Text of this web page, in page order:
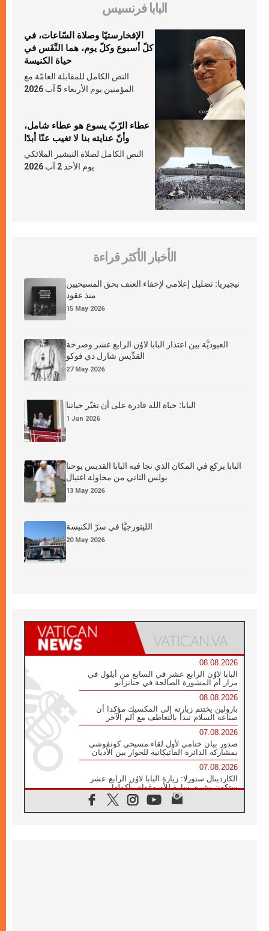
البابا فرنسيس
الإفخارستيّا وصلاة السّاعات، في
كلّ أسبوع وكلّ يوم، هما النَّفَس في
حياة الكنيسة
النص الكامل للمقابلة العامّة مع
المؤمنين يوم الأربعاء 5 آب 2026
عطاء الرّبّ يسوع هو عطاء شامل،
وأنّ عنايته بنا لا تغيب عنّا أبدًا
النص الكامل لصلاة التبشير الملائكي
يوم الأحد 2 آب 2026
الأخبار الأكثر قراءة
نيجيريا: تضليل إعلامي لإخفاء العنف بحق المسيحيين
منذ عقود
15 May 2026
العبوديَّة بين اعتذار البابا لاوُن الرابع عشر وصرخة
القدِّيس شارل دي فوكو
27 May 2026
البابا: حياة الله قادرة على أن تغيّر حياتنا
1 Jun 2026
البابا يركع في المكان الذي نجا فيه البابا القديس يوحنا
بولس الثاني من محاولة اغتيال
13 May 2026
الليتورجيَّا في سرّ الكنيسة
20 May 2026
08.08.2026
البابا لاوُن الرابع عشر في السابع من أيلول في
مزار أم المشورة الصالحة في جناتزانو
08.08.2026
بارولين يختتم زيارته إلى المكسيك مؤكدا أن
صناعة السلام تبدأ بالتعاطف مع ألم الآخر
07.08.2026
صدور بيان ختامي لأول لقاء مسيحي كونفوشي
بمشاركة الدائرة الفاتيكانية للحوار بين الأديان
07.08.2026
الكاردينال ستورلا: زيارة البابا لاوُن الرابع عشر
ستكون بشرى سارة للأوروغواي بأكملها
الفاتيكان يعلن برنامج الزيارة الرسولية للبابا لاوُن